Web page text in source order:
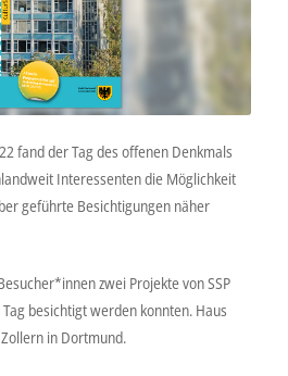
fand der Tag des offenen Denkmals
Interessenten die Möglichkeit
geführte Besichtigungen näher
zwei Projekte von SSP
besichtigt werden konnten. Haus
in Dortmund.